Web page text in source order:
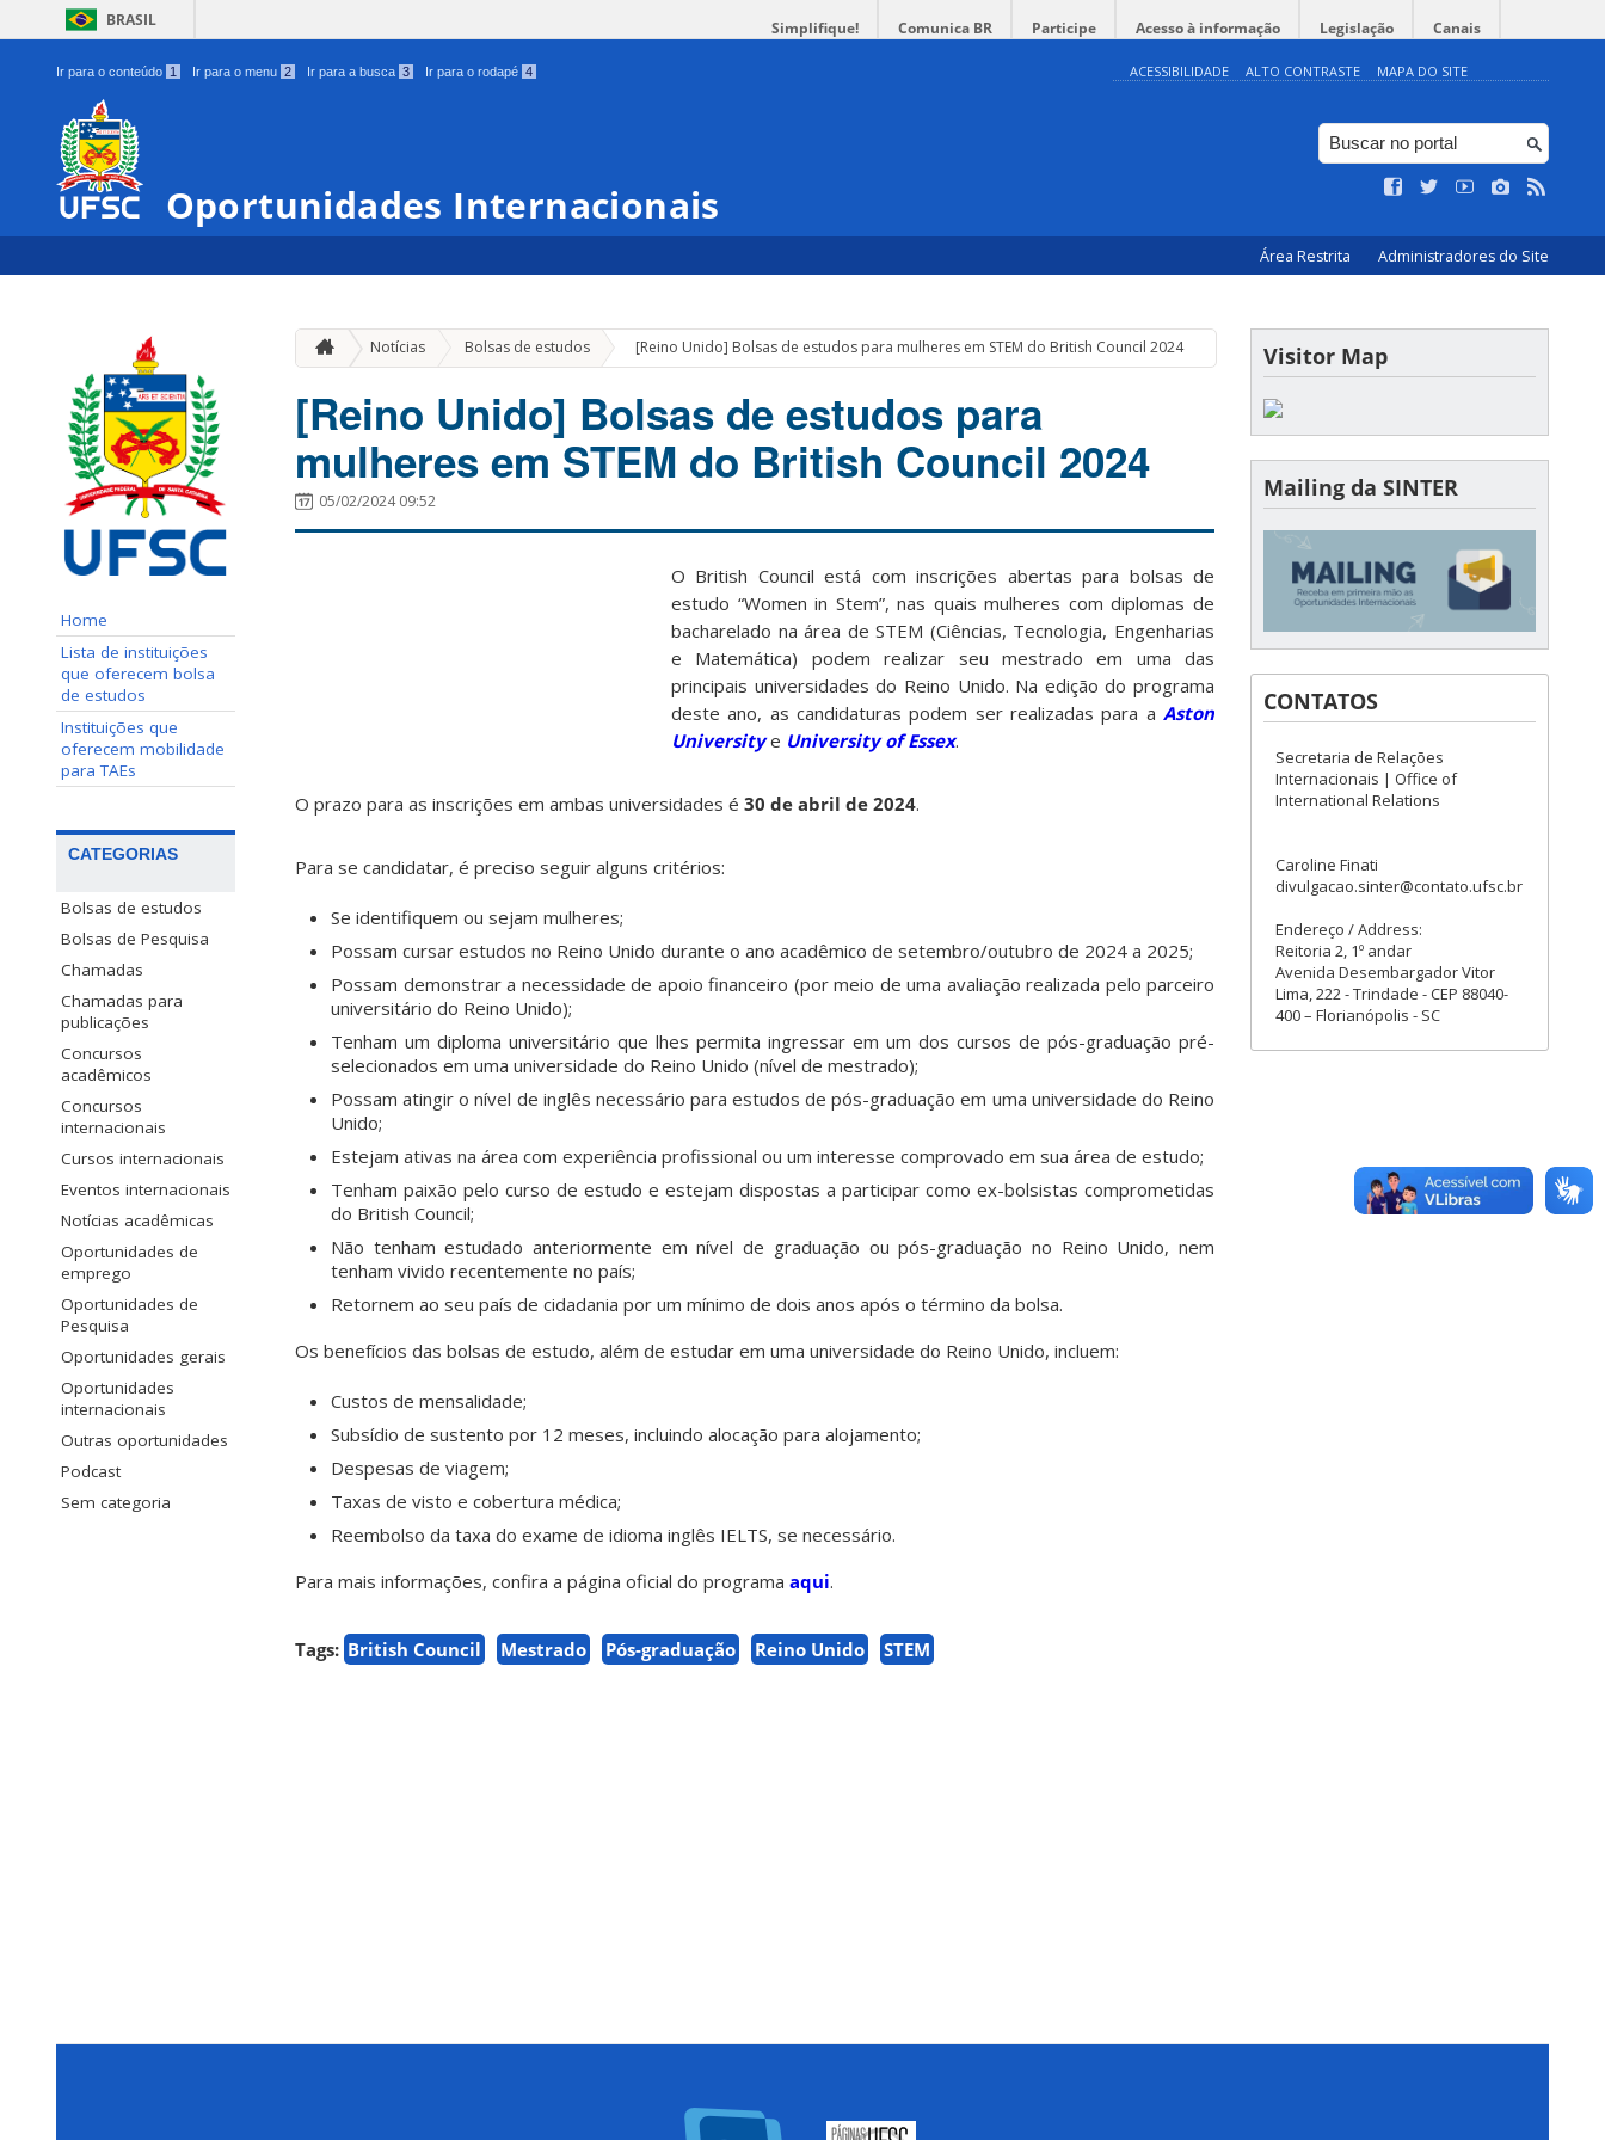
BRASIL Simplifique! Comunica BR Participe Acesso à informação Legislação Canais
Ir para o conteúdo 1 Ir para o menu 2 Ir para a busca 3 Ir para o rodapé 4 ACESSIBILIDADE ALTO CONTRASTE MAPA DO SITE
Oportunidades Internacionais
Área Restrita Administradores do Site
Home
Lista de instituições
que oferecem bolsa
de estudos
Instituições que
oferecem mobilidade
para TAEs
CATEGORIAS
Bolsas de estudos
Bolsas de Pesquisa
Chamadas
Chamadas para
publicações
Concursos
acadêmicos
Concursos
internacionais
Cursos internacionais
Eventos internacionais
Notícias acadêmicas
Oportunidades de
emprego
Oportunidades de
Pesquisa
Oportunidades gerais
Oportunidades
internacionais
Outras oportunidades
Podcast
Sem categoria
Notícias Bolsas de estudos » [Reino Unido] Bolsas de estudos para mulheres em STEM do British Council 2024
[Reino Unido] Bolsas de estudos para
mulheres em STEM do British Council 2024
05/02/2024 09:52
O British Council está com inscrições abertas para bolsas de
estudo “Women in Stem”, nas quais mulheres com diplomas de
bacharelado na área de STEM (Ciências, Tecnologia, Engenharias
e Matemática) podem realizar seu mestrado em uma das
principais universidades do Reino Unido. Na edição do programa
deste ano, as candidaturas podem ser realizadas para a Aston
Universitye University of Essex.
O prazo para as inscrições em ambas universidades é 30 de abril de 2024.
Para se candidatar, é preciso seguir alguns critérios:
Se identifiquem ou sejam mulheres;
Possam cursar estudos no Reino Unido durante o ano acadêmico de setembro/outubro de 2024 a 2025;
Possam demonstrar a necessidade de apoio financeiro (por meio de uma avaliação realizada pelo parceiro
universitário do Reino Unido);
Tenham um diploma universitário que lhes permita ingressar em um dos cursos de pós-graduação pré-
selecionados em uma universidade do Reino Unido (nível de mestrado);
Possam atingir o nível de inglês necessário para estudos de pós-graduação em uma universidade do Reino
Unido;
Estejam ativas na área com experiência profissional ou um interesse comprovado em sua área de estudo;
Tenham paixão pelo curso de estudo e estejam dispostas a participar como ex-bolsistas comprometidas
do British Council;
Não tenham estudado anteriormente em nível de graduação ou pós-graduação no Reino Unido, nem
tenham vivido recentemente no país;
Retornem ao seu país de cidadania por um mínimo de dois anos após o término da bolsa.
Os benefícios das bolsas de estudo, além de estudar em uma universidade do Reino Unido, incluem:
Custos de mensalidade;
Subsídio de sustento por 12 meses, incluindo alocação para alojamento;
Despesas de viagem;
Taxas de visto e cobertura médica;
Reembolso da taxa do exame de idioma inglês IELTS, se necessário.
Para mais informações, confira a página oficial do programa aqui.
Tags: British Council Mestrado Pós-graduação Reino Unido STEM
Visitor Map
Mailing da SINTER
CONTATOS
Secretaria de Relações
Internacionais | Office of
International Relations
Caroline Finati
divulgacao.sinter@contato.ufsc.br
Endereço / Address:
Reitoria 2, 1º andar
Avenida Desembargador Vitor
Lima, 222 - Trindade - CEP 88040-
400 – Florianópolis - SC